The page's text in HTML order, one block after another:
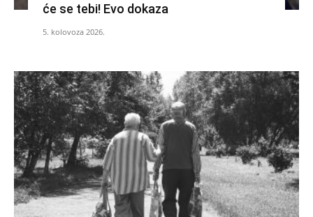
će se tebi! Evo dokaza
5. kolovoza 2026.